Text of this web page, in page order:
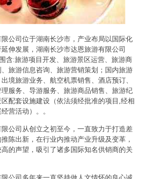
公司位于湖南长沙市，产业布局以国际化
伸发展，湖南长沙市达恩旅游有限公司
含:旅游项目开发、旅游景区运营、旅游商
旅游信息咨询、旅游营销策划；国内旅游
境旅游业务、航空机票销售、酒店预订、
服务、导游服务、旅游商品销售、旅游纪
配套设施建设（依法须经批准的项目,经相
营活动）。。
公司从创立之初至今，一直致力于打造差
陈出新，在行业内推动产业升级及变革，
的声望，吸引了诸多国际知名供销商的关